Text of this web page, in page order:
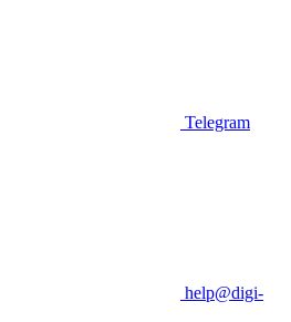
Telegram
help@digi-